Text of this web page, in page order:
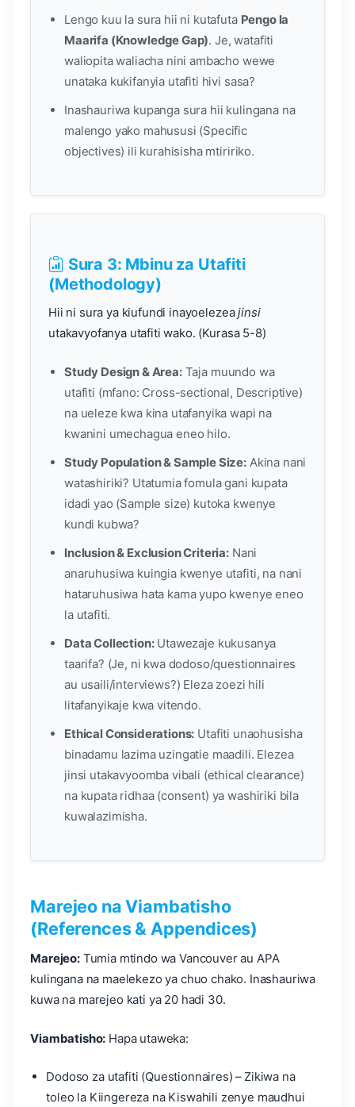
Lengo kuu la sura hii ni kutafuta Pengo la
Maarifa (Knowledge Gap). Je, watafiti
waliopita waliacha nini ambacho wewe
unataka kukifanyia utafiti hivi sasa?
Inashauriwa kupanga sura hii kulingana na
malengo yako mahususi (Specific
objectives) ili kurahisisha mtiririko.
Sura 3: Mbinu za Utafiti
(Methodology)
Hii ni sura ya kiufundi inayoelezeajinsi
utakavyofanya utafiti wako. (Kurasa 5-8)
Study Design & Area:Taja muundo wa
utafiti (mfano: Cross-sectional, Descriptive)
na ueleze kwa kina utafanyika wapi na
kwanini umechagua eneo hilo.
Study Population & Sample Size: Akina nani
watashiriki? Utatumia fomula gani kupata
idadi yao (Sample size) kutoka kwenye
kundi kubwa?
Inclusion & Exclusion Criteria: Nani
anaruhusiwa kuingia kwenye utafiti, na nani
hataruhusiwa hata kama yupo kwenye eneo
la utafiti.
Data Collection:Utawezaje kukusanya
taarifa? (Je, ni kwa dodoso/questionnaires
au usaili/interviews?) Eleza zoezi hili
litafanyikaje kwa vitendo.
Ethical Considerations: Utafiti unaohusisha
binadamu lazima uzingatie maadili. Elezea
jinsi utakavyoomba vibali (ethical clearance)
na kupata ridhaa (consent) ya washiriki bila
kuwalazimisha.
Marejeo na Viambatisho
(References & Appendices)
Marejeo:Tumia mtindo wa Vancouver au APA
kulingana na maelekezo ya chuo chako. Inashauriwa
kuwa na marejeo kati ya 20 hadi 30.
Viambatisho: Hapa utaweka:
Dodoso za utafiti (Questionnaires) – Zikiwa na
toleo la Kiingereza na Kiswahili zenye maudhui